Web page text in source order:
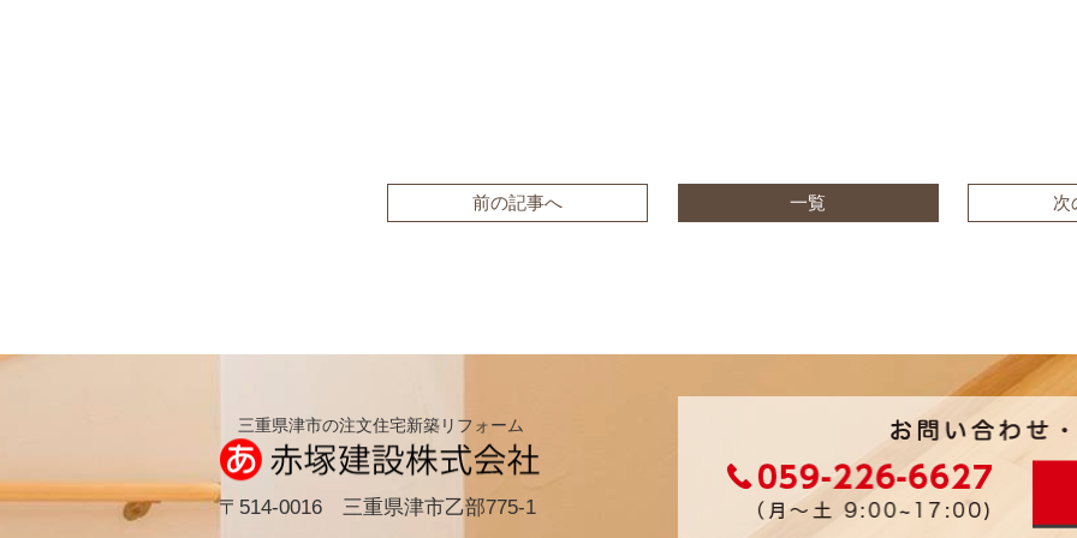
前の記事へ 一覧 次
三重県津市の注文住宅新築リフォーム
〒514-0016 三重県津市乙部775-1